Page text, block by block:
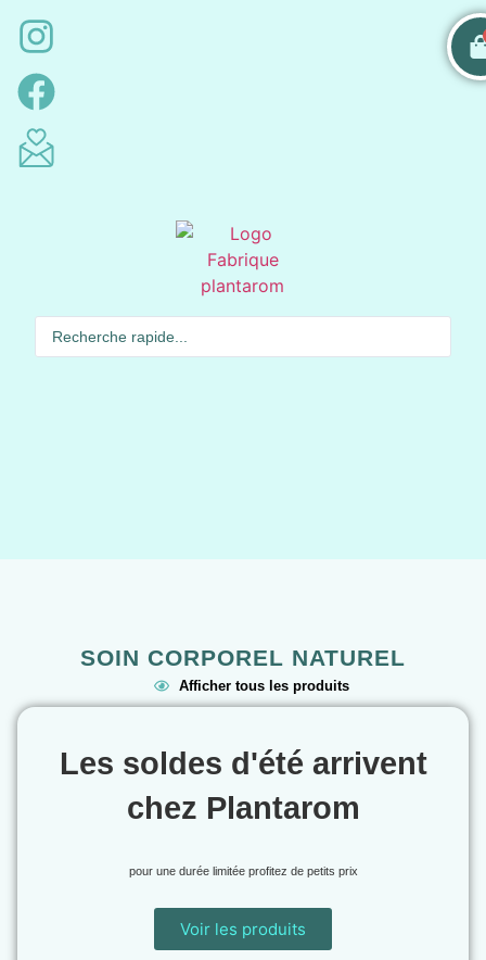
SOIN CORPOREL NATUREL
Afficher tous les produits
Les soldes d'été arrivent
chez Plantarom
pour une durée limitée profitez de petits prix
Voir les produits